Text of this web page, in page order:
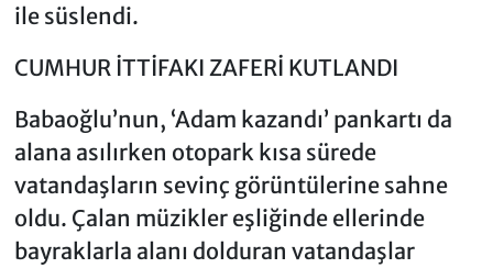
ile süslendi.
CUMHUR İTTİFAKI ZAFERİ KUTLANDI
Babaoğlu’nun, ‘Adam kazandı’ pankartı da
alana asılırken otopark kısa sürede
vatandaşların sevinç görüntülerine sahne
oldu. Çalan müzikler eşliğinde ellerinde
bayraklarla alanı dolduran vatandaşlar